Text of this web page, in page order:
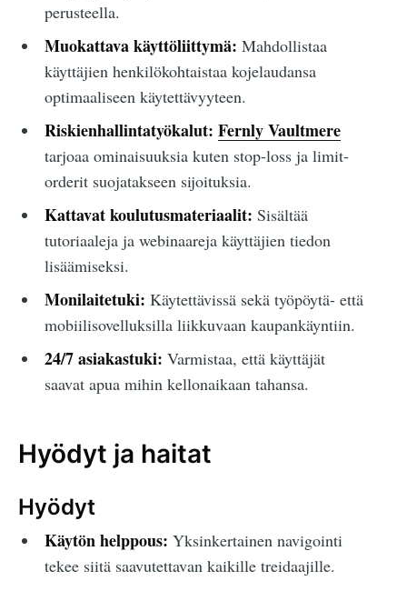
perusteella.
Muokattava käyttöliittymä: Mahdollistaa
käyttäjien henkilökohtaistaa kojelaudansa
optimaaliseen käytettävyyteen.
Riskienhallintatyökalut: Fernly Vaultmere
tarjoaa ominaisuuksia kuten stop-loss ja limit-
orderit suojatakseen sijoituksia.
Kattavat koulutusmateriaalit: Sisältää
tutoriaaleja ja webinaareja käyttäjien tiedon
lisäämiseksi.
Monilaitetuki: Käytettävissä sekä työpöytä- että
mobiilisovelluksilla liikkuvaan kaupankäyntiin.
24/7 asiakastuki: Varmistaa, että käyttäjät
saavat apua mihin kellonaikaan tahansa.
Hyödyt ja haitat
Hyödyt
Käytön helppous: Yksinkertainen navigointi
tekee siitä saavutettavan kaikille treidaajille.